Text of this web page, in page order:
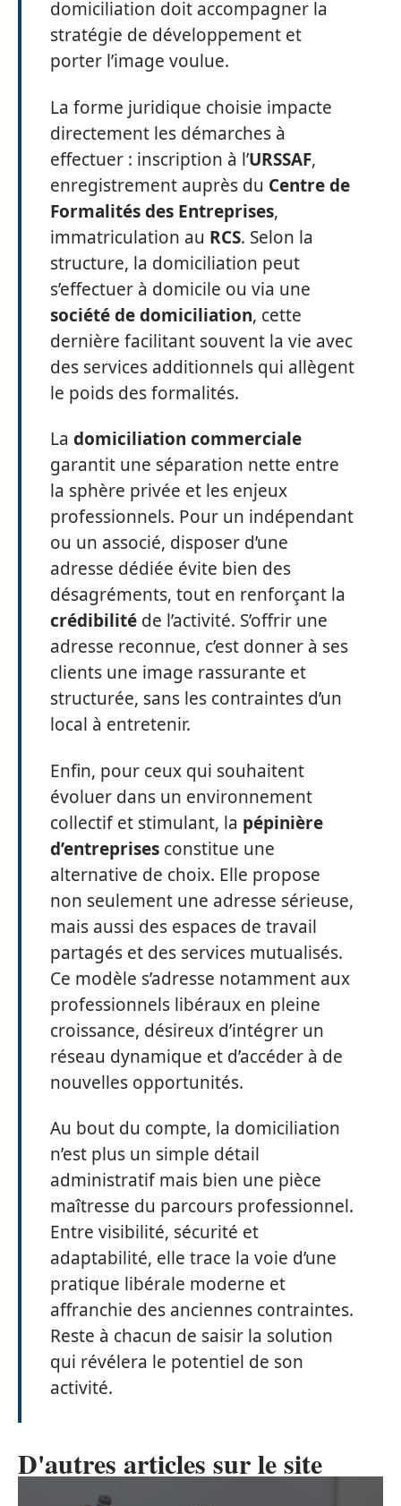
domiciliation doit accompagner la
stratégie de développement et
porter l’image voulue.
La forme juridique choisie impacte
directement les démarches à
effectuer : inscription à l’URSSAF,
enregistrement auprès du Centre de
Formalités des Entreprises,
immatriculation au RCS. Selon la
structure, la domiciliation peut
s’effectuer à domicile ou via une
société de domiciliation, cette
dernière facilitant souvent la vie avec
des services additionnels qui allègent
le poids des formalités.
La domiciliation commerciale
garantit une séparation nette entre
la sphère privée et les enjeux
professionnels. Pour un indépendant
ou un associé, disposer d’une
adresse dédiée évite bien des
désagréments, tout en renforçant la
crédibilité de l’activité. S’offrir une
adresse reconnue, c’est donner à ses
clients une image rassurante et
structurée, sans les contraintes d’un
local à entretenir.
Enfin, pour ceux qui souhaitent
évoluer dans un environnement
collectif et stimulant, la pépinière
d’entreprises constitue une
alternative de choix. Elle propose
non seulement une adresse sérieuse,
mais aussi des espaces de travail
partagés et des services mutualisés.
Ce modèle s’adresse notamment aux
professionnels libéraux en pleine
croissance, désireux d’intégrer un
réseau dynamique et d’accéder à de
nouvelles opportunités.
Au bout du compte, la domiciliation
n’est plus un simple détail
administratif mais bien une pièce
maîtresse du parcours professionnel.
Entre visibilité, sécurité et
adaptabilité, elle trace la voie d’une
pratique libérale moderne et
affranchie des anciennes contraintes.
Reste à chacun de saisir la solution
qui révélera le potentiel de son
activité.
D'autres articles sur le site